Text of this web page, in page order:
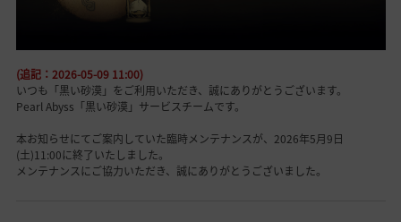
(追記：2026-05-09 11:00)
いつも「黒い砂漠」をご利用いただき、誠にありがとうございます。
Pearl Abyss「黒い砂漠」サービスチームです。
本お知らせにてご案内していた臨時メンテナンスが、2026年5月9日
(土)11:00に終了いたしました。
メンテナンスにご協力いただき、誠にありがとうございました。